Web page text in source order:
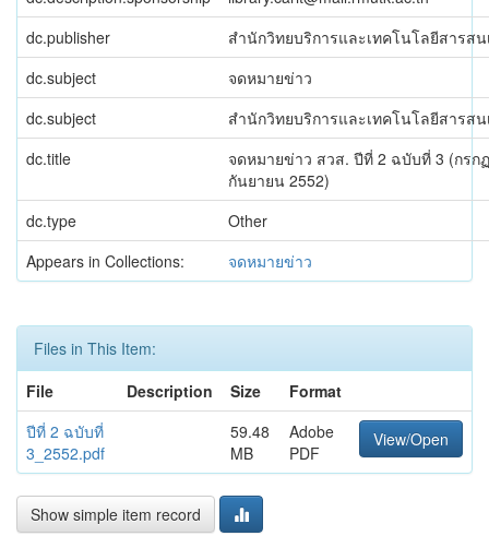
dc.publisher
สำนักวิทยบริการและเทคโนโลยีสารสน
dc.subject
จดหมายข่าว
dc.subject
สำนักวิทยบริการและเทคโนโลยีสารสน
dc.title
จดหมายข่าว สวส. ปีที่ 2 ฉบับที่ 3 (กรก
กันยายน 2552)
dc.type
Other
Appears in Collections:
จดหมายข่าว
Files in This Item:
File
Description Size
Format
ปีที่ 2 ฉบับที่
3_2552.pdf
59.48
MB
Adobe
PDF
View/Open
Show simple item record